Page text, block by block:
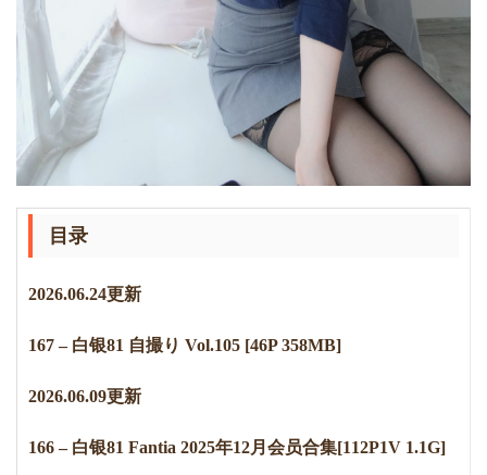
目录
2026.06.24更新
167 – 白银81 自撮り Vol.105 [46P 358MB]
2026.06.09更新
166 – 白银81 Fantia 2025年12月会员合集[112P1V 1.1G]